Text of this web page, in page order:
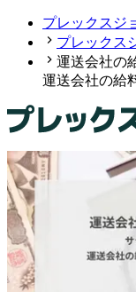
プレックスジ
プレックス
運送会社の
運送会社の給